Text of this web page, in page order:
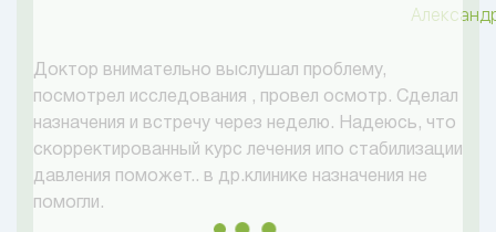
Доктор внимательно выслушал проблему,
посмотрел исследования , провел осмотр. Сделал
назначения и встречу через неделю. Надеюсь, что
скорректированный курс лечения ипо стабилизации
давления поможет.. в др.клинике назначения не
помогли.